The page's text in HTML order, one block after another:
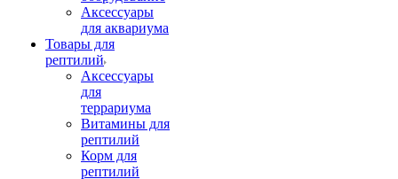
Аксессуары
для аквариума
Товары для
рептилий
Аксессуары
для
террариума
Витамины для
рептилий
Корм для
рептилий